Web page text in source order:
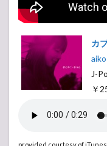
カ
aiko
J-
￥